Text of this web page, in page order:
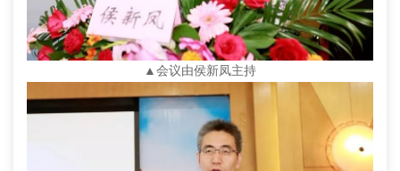
▲会议由侯新凤主持